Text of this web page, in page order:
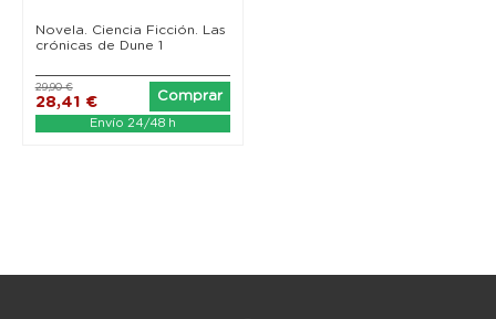
Novela. Ciencia Ficción. Las
crónicas de Dune 1
28,41 €
29,90 €
Comprar
Envío 24/48 h